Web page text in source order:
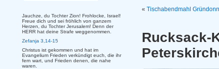
« Tischabendmahl
Jauchze, du Tochter Zion! Frohlocke, Israel!
Freue dich und sei fröhlich von ganzem
Herzen, du Tochter Jerusalem! Denn der
HERR hat deine Strafe weggenommen.
Zefanja 3,14-15
Christus ist gekommen und hat im
Evangelium Frieden verkündigt euch, die ihr
fern wart, und Frieden denen, die nahe
waren.